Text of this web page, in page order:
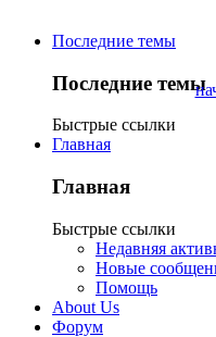
Последние темы
Последние темы
Быстрые ссылки
Главная
Главная
Быстрые ссылки
Недавняя
Новые
Помощь
About Us
Форум